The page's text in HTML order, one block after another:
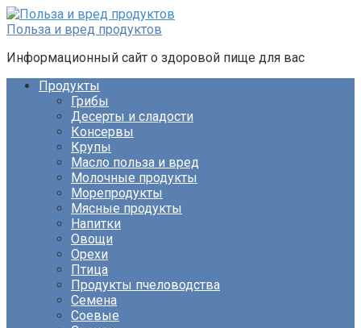
Перейти
к
Польза и вред продуктов
Информационный сайт о здоровой пище для вас
Продукты
Грибы
Десерты и сладости
Консервы
Крупы
Масло польза и вред
Молочные продукты
Морепродукты
Мясные продукты
Напитки
Овощи
Орехи
Птица
Продукты пчеловодства
Семена
Соевые